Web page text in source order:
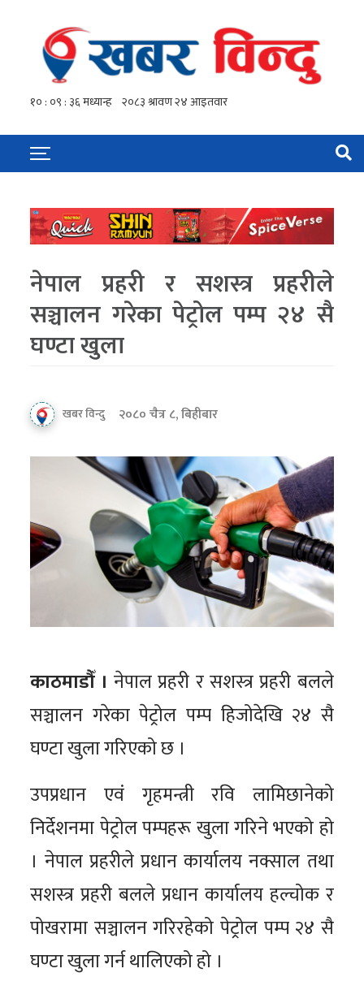
नेपाल प्रहरी र सशस्त्र प्रहरीले
सञ्चालन गरेका पेट्रोल पम्प २४ सै
घण्टा खुला
खबर विन्दु २०८० चैत्र ८, बिहीबार
काठमाडौँ ।नेपाल प्रहरी र सशस्त्र प्रहरी बलले
सञ्चालन गरेका पेट्रोल पम्प हिजोदेखि २४ सै
घण्टा खुला गरिएको छ ।
उपप्रधान एवं गृहमन्त्री रवि लामिछानेको
निर्देशनमा पेट्रोल पम्पहरू खुला गरिने भएको हो
। नेपाल प्रहरीले प्रधान कार्यालय नक्साल तथा
सशस्त्र प्रहरी बलले प्रधान कार्यालय हल्चोक र
पोखरामा सञ्चालन गरिरहेको पेट्रोल पम्प २४ सै
घण्टा खुला गर्न थालिएको हो ।